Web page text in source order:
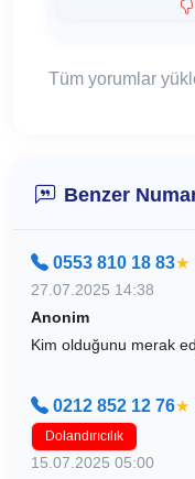
Tüm yorumlar
Benzer
0553 810 18 83★
27.07.2025 14:38
Anonim
Kim olduğunu merak
0212 852 12 76★
Dolandırıcılık
15.07.2025 05:00